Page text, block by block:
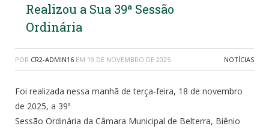
Realizou a Sua 39ª Sessão
Ordinária
POR CR2-ADMIN16 EM 19 DE NOVEMBRO DE 2025 NOTÍCIAS
Foi realizada nessa manhã de terça-feira, 18 de novembro
de 2025, a 39ª
Sessão Ordinária da Câmara Municipal de Belterra, Biênio